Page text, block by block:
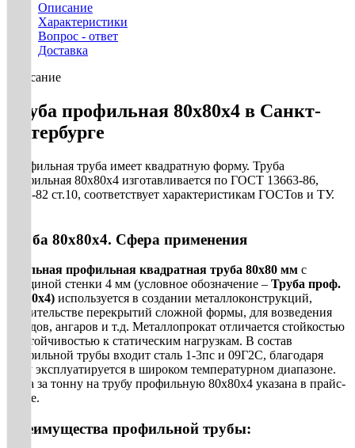
Описание
Характеристики
Вопрос - ответ
Доставка
Описание
Труба профильная 80х80х4 в Санкт-
Петербурге
Профильная труба имеет квадратную форму. Труба
профильная 80х80х4 изготавливается по ГОСТ 13663-86,
8639-82 ст.10, соответствует характеристикам ГОСТов и ТУ.
Труба 80х80х4. Сфера применения
Стальная профильная квадратная труба 80х80 мм с
толщиной стенки 4 мм (условное обозначение – Труба проф.
80х80х4) используется в создании металлоконструкций,
строительстве перекрытий сложной формы, для возведения
складов, ангаров и т.д. Металлопрокат отличается стойкостью
и устойчивостью к статическим нагрузкам. В состав
профильной трубы входит сталь 1-3пс и 09Г2С, благодаря
чему эксплуатируется в широком температурном диапазоне.
Цена за тонну на трубу профильную 80х80х4 указана в прайс-
листе.
Преимущества профильной трубы: